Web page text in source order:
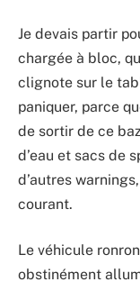
Je devais partir
chargée à bloc,
clignote sur le
paniquer, parce
de sortir de ce
d’eau et sacs de
d’autres
courant.
Le véhicule
obstinément